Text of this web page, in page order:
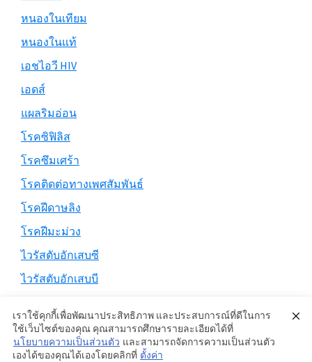
หนองในเทียม
หนองในแท้
เอชไอวี HIV
เอดส์
แผลริมอ่อน
โรคซิฟิลิส
โรคซึมเศร้า
โรคติดต่อทางเพศสัมพันธ์
โรคฝีดาษลิง
โรคฝีมะม่วง
ไวรัสตับอักเสบซี
ไวรัสตับอักเสบบี
Copyright © 2026 ·Genesis SampleonGenesis Framework
WordPress
เราใช้คุกกี้เพื่อพัฒนาประสิทธิภาพ และประสบการณ์ที่ดีในการ
ใช้เว็บไซต์ของคุณ คุณสามารถศึกษารายละเอียดได้ที่
นโยบายความเป็นส่วนตัว และสามารถจัดการความเป็นส่วนตัว
เองได้ของคุณได้เองโดยคลิกที่ ตั้งค่า